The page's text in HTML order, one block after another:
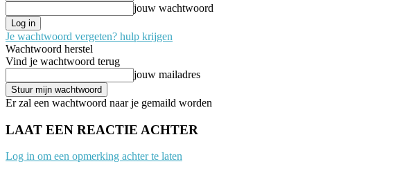
jouw wachtwoord
Je wachtwoord vergeten? hulp krijgen
Wachtwoord herstel
Vind je wachtwoord terug
jouw mailadres
Er zal een wachtwoord naar je gemaild worden
LAAT EEN REACTIE ACHTER
Log in om een opmerking achter te laten